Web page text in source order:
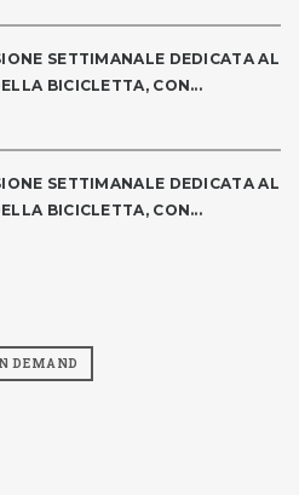
SETTIMANALE DEDICATA AL
BICICLETTA, CON...
SETTIMANALE DEDICATA AL
BICICLETTA, CON...
DEMAND